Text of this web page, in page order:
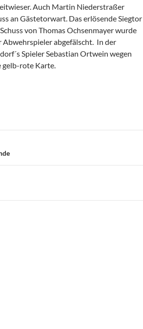
Auch Martin Niederstraßer
an Gästetorwart. Das erlösende Siegtor
von Thomas Ochsenmayer wurde
Abwehrspieler abgefälscht. In der
Spieler Sebastian Ortwein wegen
gelb-rote Karte.